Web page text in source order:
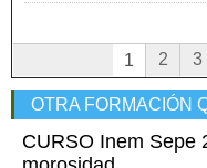
1 2 3
OTRA FORMACIÓN
CURSO Inem Sepe